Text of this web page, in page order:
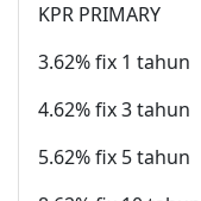
KPR PRIMARY
3.62% fix 1 tahun
4.62% fix 3 tahun
5.62% fix 5 tahun